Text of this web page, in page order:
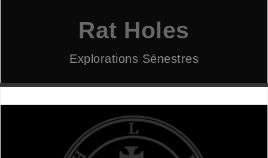
Rat Holes
Explorations Sénestres